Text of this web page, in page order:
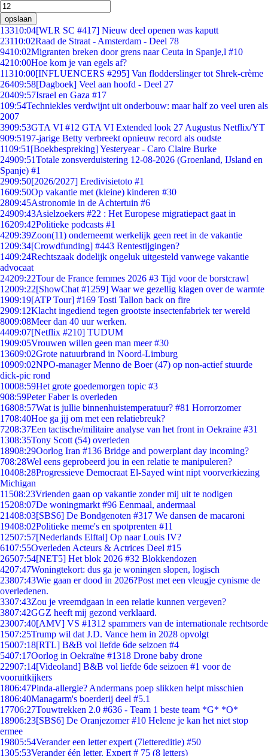
opslaan
13310:04[WLR SC #417] Nieuw deel openen was kaputt
23110:02Raad de Straat - Amsterdam - Deel 78
9410:02Migranten breken door grens naar Ceuta in Spanje,l #10
4210:00Hoe kom je van egels af?
11310:00[INFLUENCERS #295] Van flodderslinger tot Shrek-crème
26409:58[Dagboek] Veel aan hoofd - Deel 27
20409:57Israel en Gaza #17
109:54Techniekles verdwijnt uit onderbouw: maar half zo veel uren als
2007
3909:53GTA VI #12 GTA VI Extended look 27 Augustus Netflix/YT
909:5197-jarige Betty verbreekt opnieuw record als oudste
1109:51 [Boekbespreking] Yesteryear - Caro Claire Burke
24909:51Totale zonsverduistering 12-08-2026 (Groenland, IJsland en
Spanje) #1
2909:50[2026/2027] Eredivisietoto #1
1609:50Op vakantie met (kleine) kinderen #30
2809:45Astronomie in de Achtertuin #6
24909:43Asielzoekers #22 : Het Europese migratiepact gaat in
16209:42Politieke podcasts #1
4209:39Zoon(11) onderneemt werkelijk geen reet in de vakantie
1209:34[Crowdfunding] #443 Rentestijgingen?
1409:24Rechtszaak dodelijk ongeluk uitgesteld vanwege vakantie
advocaat
24209:22Tour de France femmes 2026 #3 Tijd voor de borstcrawl
12009:22[ShowChat #1259] Waar we gezellig klagen over de warmte
1909:19[ATP Tour] #169 Tosti Tallon back on fire
2909:12Klacht ingediend tegen grootste insectenfabriek ter wereld
8009:08Meer dan 40 uur werken.
4409:07[Netflix #210] TUDUM
1909:05Vrouwen willen geen man meer #30
13609:02Grote natuurbrand in Noord-Limburg
10909:02NPO-manager Menno de Boer (47) op non-actief stuurde
dick-pic rond
10008:59Het grote goedemorgen topic #3
908:59Peter Faber is overleden
16808:57Wat is jullie binnenhuistemperatuur? #81 Horrorzomer
1708:40Hoe ga jij om met een relatiebreuk?
7208:37Een tactische/militaire analyse van het front in Oekraïne #31
1308:35Tony Scott (54) overleden
18908:29Oorlog Iran #136 Bridge and powerplant day incoming?
708:28Wel eens geprobeerd jou in een relatie te manipuleren?
10408:28Progressieve Democraat El-Sayed wint nipt voorverkiezing
Michigan
11508:23Vrienden gaan op vakantie zonder mij uit te nodigen
15208:07De woningmarkt #96 Eenmaal, andermaal
21408:03[SBS6] De Bondgenoten #317 We dansen de macaroni
19408:02Politieke meme's en spotprenten #11
12507:57[Nederlands Elftal] Op naar Louis IV?
6107:55Overleden Acteurs & Actrices Deel #15
26507:54[NET5] Het blok 2026 #32 Blokkendozen
4207:47Woningtekort: dus ga je woningen slopen, logisch
23807:43Wie gaan er dood in 2026?Post met een vleugje cynisme de
overledenen.
3307:43Zou je vreemdgaan in een relatie kunnen vergeven?
3807:42GGZ heeft mij gezond verklaard.
23007:40[AMV] VS #1312 spammers van de internationale rechtsorde
1507:25Trump wil dat J.D. Vance hem in 2028 opvolgt
15007:18[RTL] B&B vol liefde 6de seizoen #4
5407:17Oorlog in Oekraïne #1318 Drone baby drone
22907:14[Videoland] B&B vol liefde 6de seizoen #1 voor de
vooruitkijkers
1806:47Pinda-allergie? Andermans poep slikken helpt misschien
1806:40Managarm's boerderij deel #5.1
17706:27Touwtrekken 2.0 #636 - Team 1 beste team *G* *O*
18906:23[SBS6] De Oranjezomer #10 Helene je kan het niet stop
ermee
19805:54Verander een letter expert (7lettereditie) #50
1305:53Verander één letter. Expert # 75 (8 letters)